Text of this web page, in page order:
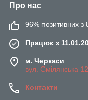
Про нас
96% позитивних з
Працює з
м. Черкаси
вул. Смілянська
Контакти